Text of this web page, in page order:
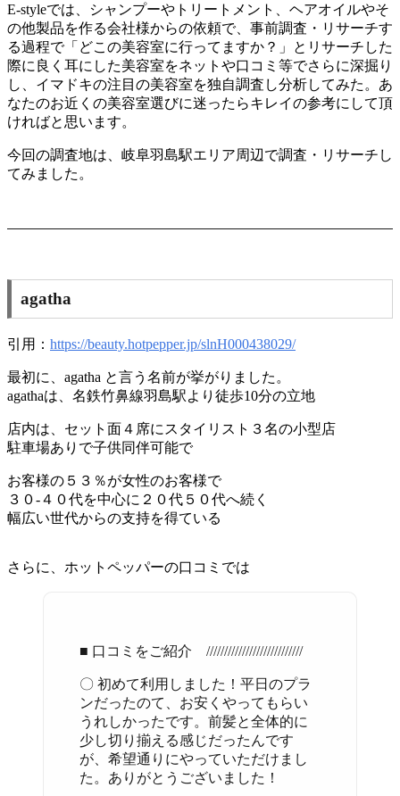
E-styleでは、シャンプーやトリートメント、ヘアオイルやそ
の他製品を作る会社様からの依頼で、事前調査・リサーチす
る過程で「どこの美容室に行ってますか？」とリサーチした
際に良く耳にした美容室をネットや口コミ等でさらに深掘り
し、イマドキの注目の美容室を独自調査し分析してみた。あ
なたのお近くの美容室選びに迷ったらキレイの参考にして頂
ければと思います。
今回の調査地は、岐阜羽島駅エリア周辺で調査・リサーチし
てみました。
agatha
引用： https://beauty.hotpepper.jp/slnH000438029/
最初に、agatha と言う名前が挙がりました。
agathaは、名鉄竹鼻線羽島駅より徒歩10分の立地
店内は、セット面４席にスタイリスト３名の小型店
駐車場ありで子供同伴可能で
お客様の５３％が女性のお客様で
３０-４０代を中心に２０代５０代へ続く
幅広い世代からの支持を得ている
さらに、ホットペッパーの口コミでは
■ 口コミをご紹介 ///////////////////////////
〇 初めて利用しました！平日のプラ
ンだったのて、お安くやってもらい
うれしかったです。前髪と全体的に
少し切り揃える感じだったんです
が、希望通りにやっていただけまし
た。ありがとうございました！